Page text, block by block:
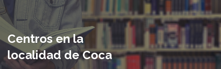
Centros en la
localidad de Coca